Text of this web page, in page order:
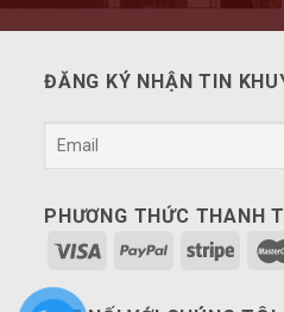
ĐĂNG KÝ NHẬN TIN
PHƯƠNG THỨC THANH